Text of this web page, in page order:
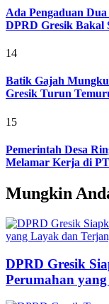
Ada Pengaduan
DPRD Gresik Bakal
14
Batik Gajah
Gresik Turun
15
Pemerintah Desa
Melamar Kerja di
Mungkin
DPRD Gresik
Perumahan